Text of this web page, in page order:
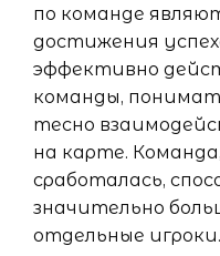
по команде
достижения
эффективно
команды,
тесно
на карте.
сработалась,
значительно
отдельные игроки.